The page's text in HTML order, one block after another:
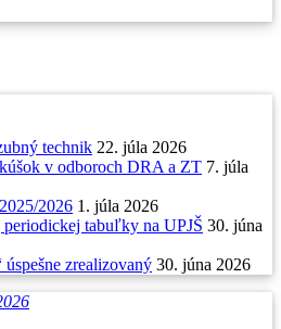
technik 22. júla 2026
v odboroch DRA a ZT 7. júla
2026 1. júla 2026
tabuľky na UPJŠ 30. júna
zrealizovaný 30. júna 2026